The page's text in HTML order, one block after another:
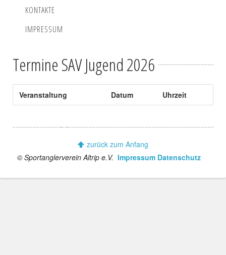
KONTAKTE
IMPRESSUM
Termine SAV Jugend 2026
Veranstaltung Datum Uhrzeit
zurück zum Anfang
© Sportanglerverein Altrip e.V. Impressum Datenschutz